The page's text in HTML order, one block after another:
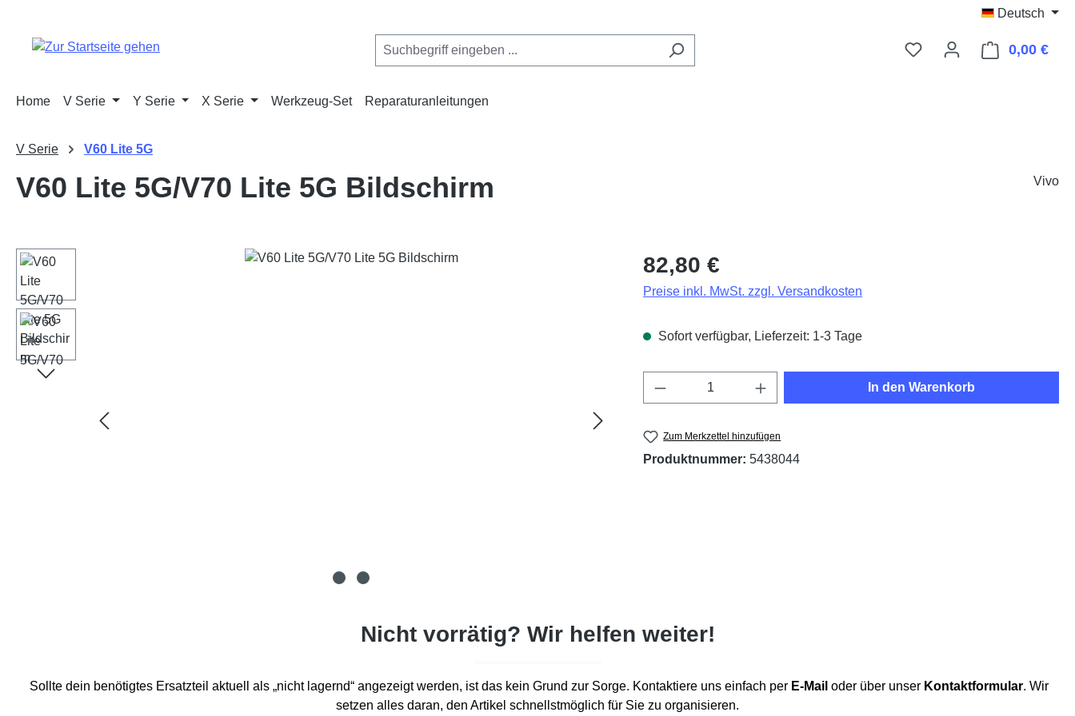
Deutsch
0,00 €
Home V Serie Y Serie X Serie Werkzeug-Set Reparaturanleitungen
V Serie V60 Lite 5G
V60 Lite 5G/V70 Lite 5G Bildschirm Vivo
Bildergalerie überspringen Regulärer Preis:
82,80 €
Preise inkl. MwSt. zzgl. Versandkosten
Sofort verfügbar, Lieferzeit: 1-3 Tage
Produkt Anzahl: Gib den gewünschten Wert ein
In den Warenkorb
Zum Merkzettel hinzufügen
Produktnummer: 5438044
Nicht vorrätig? Wir helfen weiter!
Sollte dein benötigtes Ersatzteil aktuell als „nicht lagernd“ angezeigt werden, ist das kein Grund zur Sorge. Kontaktiere uns einfach per E-Mail oder über unser Kontaktformular. Wir
setzen alles daran, den Artikel schnellstmöglich für Sie zu organisieren.